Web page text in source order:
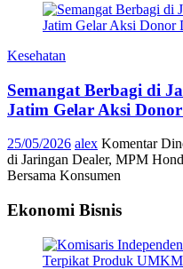
Kesehatan
Semangat Berbagi di
Jatim Gelar Aksi
25/05/2026 alex Komentar
di Jaringan Dealer, MPM
Bersama Konsumen
Ekonomi Bisnis